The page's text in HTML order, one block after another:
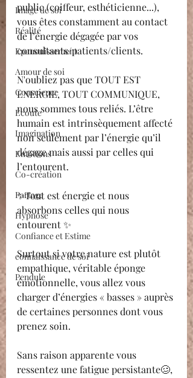
Image de soi
Réalité
Epanouissement
Amour de soi
Conscience
Ecoute
Imagination
Emotions
Co-création
Partage
Hypnose
Confiance et Estime
connaissance de soi
Pendule
public (coiffeur, esthéticienne...),
vous êtes constamment au contact
de l’énergie dégagée par vos
consultants/patients/clients.
N'oubliez pas que TOUT EST
ENERGIE, TOUT COMMUNIQUE,
nous sommes tous reliés. L’être
humain est intrinsèquement affecté
non seulement par l’énergie qu’il
dégage mais aussi par celles qui
l’entourent.
✨Tout est énergie et nous
absorbons celles qui nous
entourent ✨
Surtout si votre nature est plutôt
empathique, véritable éponge
émotionnelle, vous allez vous
charger d’énergies « basses » auprès
de certaines personnes dont vous
prenez soin.
Sans raison apparente vous
ressentez une fatigue persistante🥴,